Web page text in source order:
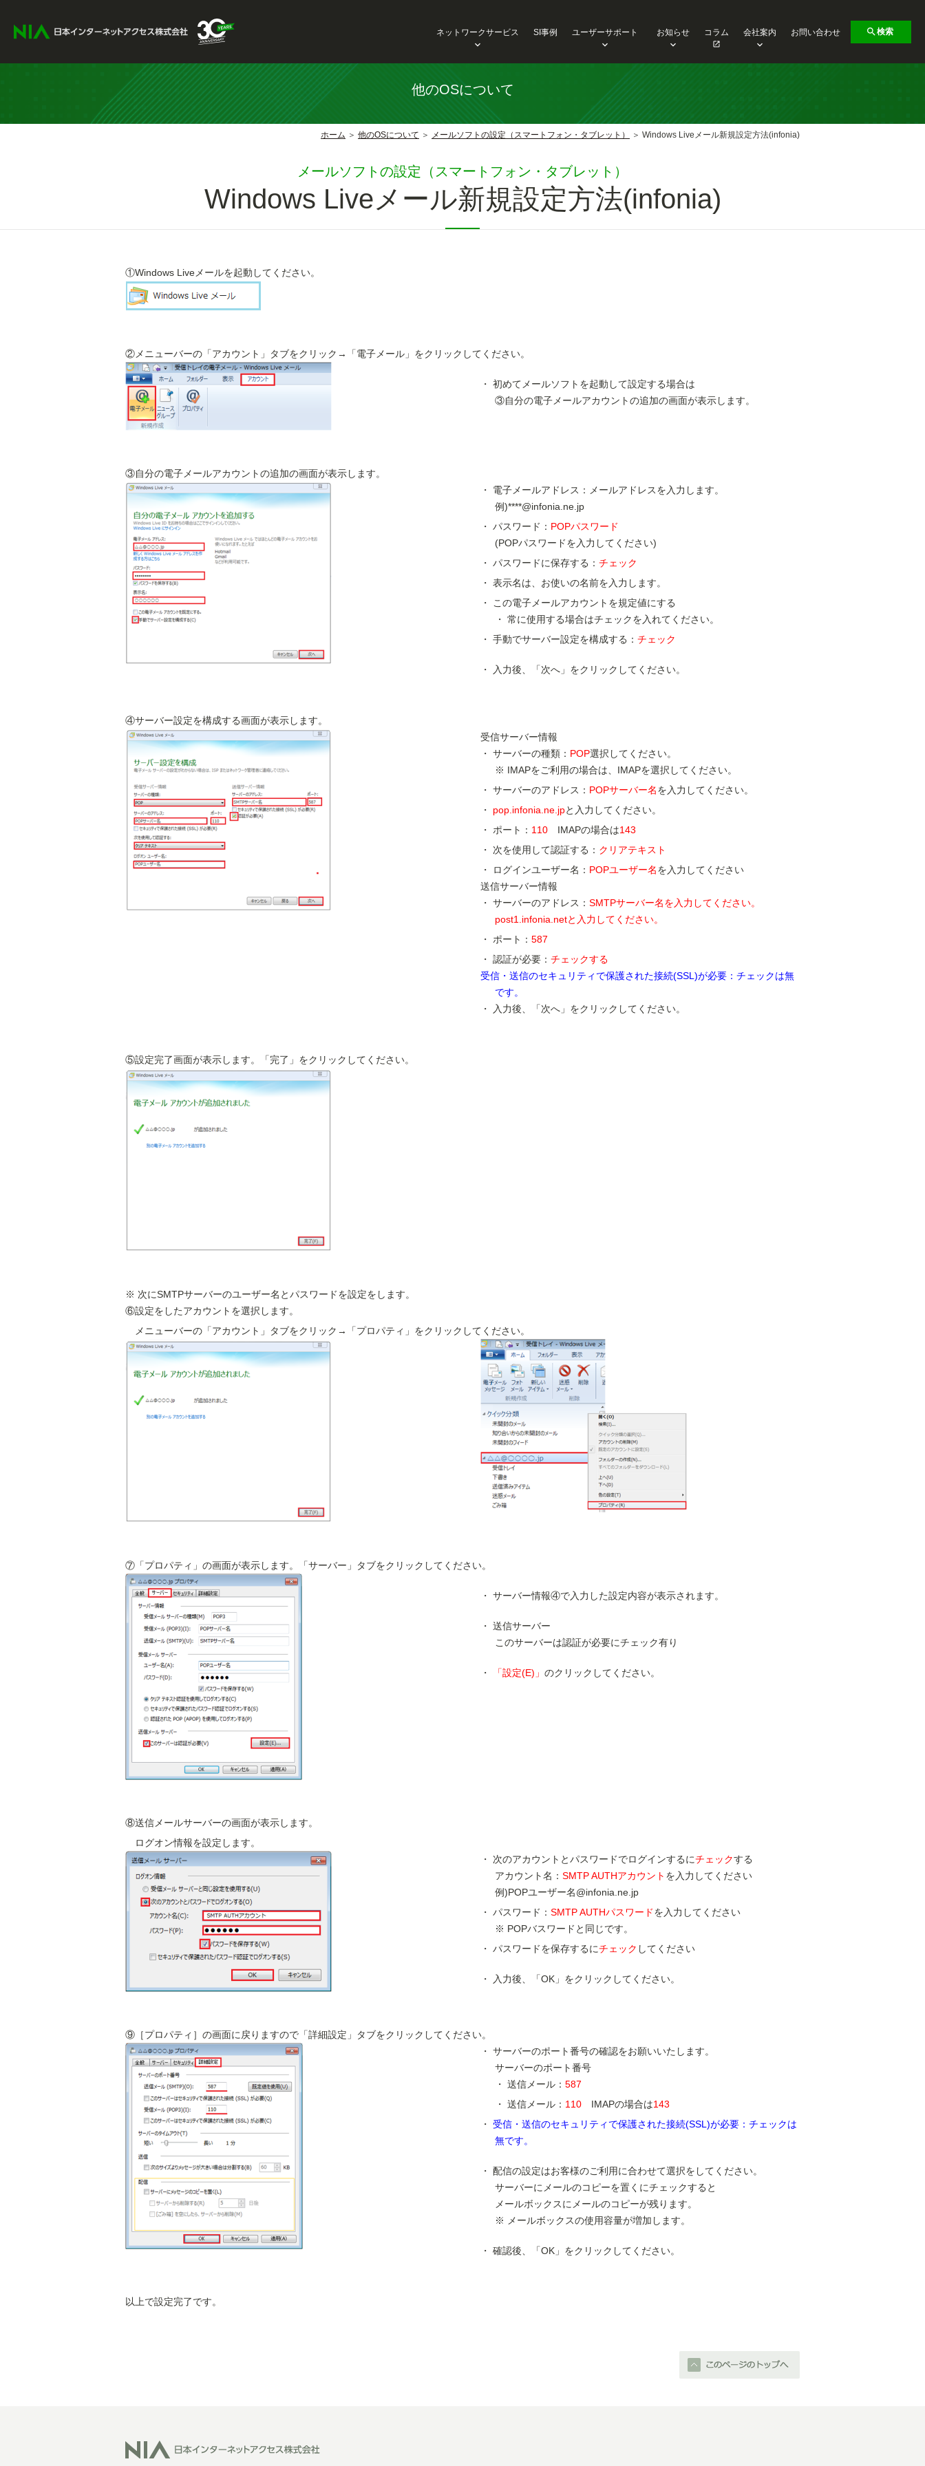
ネットワークサービス SI事例 ユーザーサポート お知らせ コラム 会社案内 お問い合わせ 検索
他のOSについて
ホーム 他のOSについて メールソフトの設定（スマートフォン・タブレット） Windows Liveメール新規設定方法(infonia)
メールソフトの設定（スマートフォン・タブレット）
Windows Liveメール新規設定方法(infonia)
①Windows Liveメールを起動してください。
②メニューバーの「アカウント」タブをクリック→「電子メール」をクリックしてください。
初めてメールソフトを起動して設定する場合は
③自分の電子メールアカウントの追加の画面が表示します。
③自分の電子メールアカウントの追加の画面が表示します。
電子メールアドレス：メールアドレスを入力します。
例)****@infonia.ne.jp
パスワード： POPパスワード
(POPパスワードを入力してください)
パスワードに保存する： チェック
表示名は、お使いの名前を入力します。
この電子メールアカウントを規定値にする
常に使用する場合はチェックを入れてください。
手動でサーバー設定を構成する： チェック
入力後、「次へ」をクリックしてください。
④サーバー設定を構成する画面が表示します。
受信サーバー情報
サーバーの種類： POP選択してください。
IMAPをご利用の場合は、IMAPを選択してください。
サーバーのアドレス： POPサーバー名を入力してください。
pop.infonia.ne.jpと入力してください。
ポート： 110 IMAPの場合は143
次を使用して認証する： クリアテキスト
ログインユーザー名： POPユーザー名を入力してください
送信サーバー情報
サーバーのアドレス： SMTPサーバー名を入力してください。
post1.infonia.netと入力してください。
ポート： 587
認証が必要： チェックする
受信・送信のセキュリティで保護された接続(SSL)が必要：チェックは無
です。
入力後、「次へ」をクリックしてください。
⑤設定完了画面が表示します。「完了」をクリックしてください。
次にSMTPサーバーのユーザー名とパスワードを設定をします。
⑥設定をしたアカウントを選択します。
メニューバーの「アカウント」タブをクリック→「プロパティ」をクリックしてください。
⑦「プロパティ」の画面が表示します。「サーバー」タブをクリックしてください。
サーバー情報④で入力した設定内容が表示されます。
送信サーバー
このサーバーは認証が必要にチェック有り
「設定(E)」 のクリックしてください。
⑧送信メールサーバーの画面が表示します。
ログオン情報を設定します。
次のアカウントとパスワードでログインするにチェックする
アカウント名： SMTP AUTHアカウント を入力してください
例)POPユーザー名@infonia.ne.jp
パスワード： SMTP AUTHパスワードを入力してください
POPバスワードと同じです。
パスワードを保存するにチェック してください
入力後、「OK」をクリックしてください。
⑨［プロパティ］の画面に戻りますので「詳細設定」タブをクリックしてください。
サーバーのポート番号の確認をお願いいたします。
サーバーのポート番号
送信メール： 587
送信メール： 110 IMAPの場合は143
受信・送信のセキュリティで保護された接続(SSL)が必要：チェックは
無です。
配信の設定はお客様のご利用に合わせて選択をしてください。
サーバーにメールのコピーを置くにチェックすると
メールボックスにメールのコピーが残ります。
メールボックスの使用容量が増加します。
確認後、「OK」をクリックしてください。
以上で設定完了です。